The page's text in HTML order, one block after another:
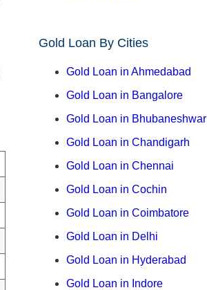
Gold Loan By Cities
Gold Loan in Ahmedabad
Gold Loan in Bangalore
Gold Loan in Bhubaneshwar
Gold Loan in Chandigarh
Gold Loan in Chennai
Gold Loan in Cochin
Gold Loan in Coimbatore
Gold Loan in Delhi
Gold Loan in Hyderabad
Gold Loan in Indore